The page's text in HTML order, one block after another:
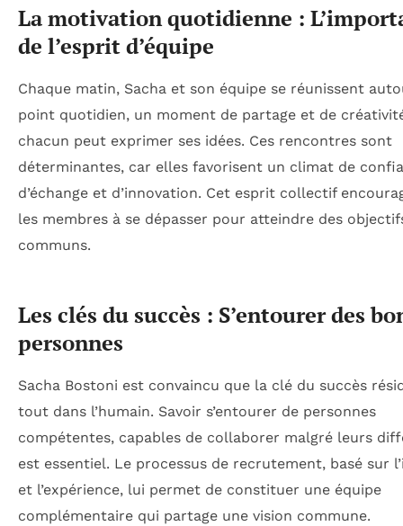
La motivation quotidienne :
de l’esprit d’équipe
Chaque matin, Sacha et son équipe se réunissent
point quotidien, un moment de partage et de
chacun peut exprimer ses idées. Ces rencontres sont
déterminantes, car elles favorisent un climat de
d’échange et d’innovation. Cet esprit collectif
les membres à se dépasser pour atteindre des
communs.
Les clés du succès : S’entourer des
personnes
Sacha Bostoni est convaincu que la clé du succès
tout dans l’humain. Savoir s’entourer de personnes
compétentes, capables de collaborer malgré leurs
est essentiel. Le processus de recrutement, basé sur
et l’expérience, lui permet de constituer une équipe
complémentaire qui partage une vision commune.